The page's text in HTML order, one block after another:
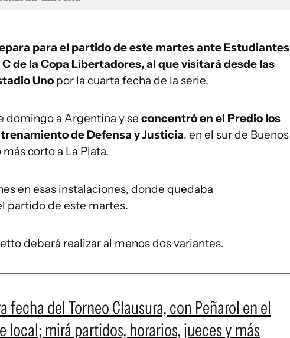
para el partido de este martes ante Estudiantes
de la Copa Libertadores, al que visitará desde las
Uno por la cuarta fecha de la serie.
domingo a Argentina y se concentró en el Predio los
de Defensa y Justicia, en el sur de Buenos
corto a La Plata.
en esas instalaciones, donde quedaba
partido de este martes.
deberá realizar al menos dos variantes.
fecha del Torneo Clausura, con Peñarol en el
local; mirá partidos, horarios, jueces y más